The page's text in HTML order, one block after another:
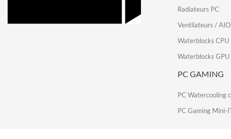
Radiateurs PC
Ventilateurs / AIO
Waterblocks CPU
Waterblocks GPU
PC GAMING
PC Watercooling
PC Gaming Mini-